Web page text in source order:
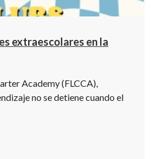
extraescolares en la
Academy (FLCCA),
no se detiene cuando el